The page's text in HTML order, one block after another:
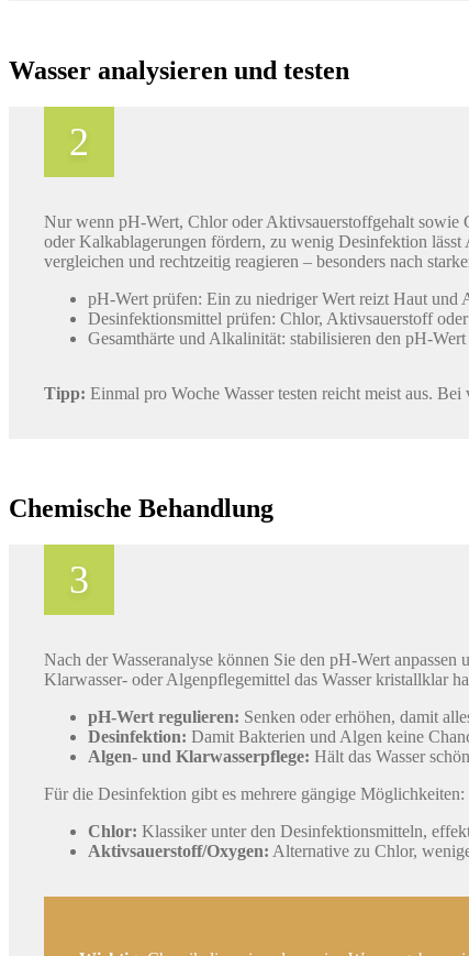
Wasser analysieren und testen
Nur wenn pH-Wert, Chlor oder Aktivsauerstoffgehalt sowie
oder Kalkablagerungen fördern, zu wenig Desinfektion
vergleichen und rechtzeitig reagieren – besonders nach
pH-Wert prüfen: Ein zu niedriger Wert reizt Haut und
Desinfektionsmittel prüfen: Chlor, Aktivsauerstoff
Gesamthärte und Alkalinität: stabilisieren den pH-
Tipp: Einmal pro Woche Wasser testen reicht meist aus.
Chemische Behandlung
Nach der Wasseranalyse können Sie den pH-Wert
Klarwasser- oder Algenpflegemittel das Wasser kristallklar
pH-Wert regulieren: Senken oder erhöhen, damit
Desinfektion: Damit Bakterien und Algen keine
Algen- und Klarwasserpflege: Hält das Wasser
Für die Desinfektion gibt es mehrere gängige Möglichkeiten:
Chlor: Klassiker unter den Desinfektionsmitteln,
Aktivsauerstoff/Oxygen: Alternative zu Chlor,